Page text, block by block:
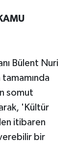
Bülent Nuri
somut
'Kültür
itibaren
bir